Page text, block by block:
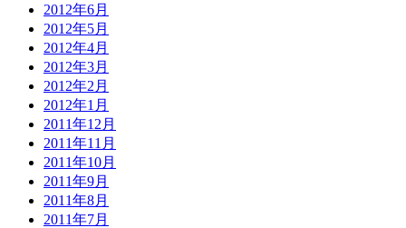
2012年6月
2012年5月
2012年4月
2012年3月
2012年2月
2012年1月
2011年12月
2011年11月
2011年10月
2011年9月
2011年8月
2011年7月